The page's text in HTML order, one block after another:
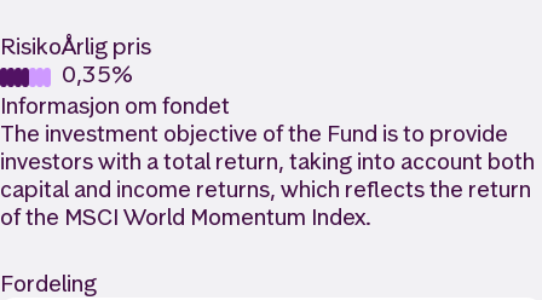
RisikoÅrlig pris
0,35%
Informasjon om fondet
The investment objective of the Fund is to provide
investors with a total return, taking into account both
capital and income returns, which reflects the return
of the MSCI World Momentum Index.
Fordeling